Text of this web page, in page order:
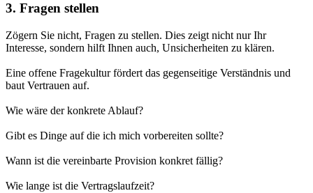
3. Fragen stellen
Zögern Sie nicht, Fragen zu stellen. Dies zeigt nicht nur Ihr
Interesse, sondern hilft Ihnen auch, Unsicherheiten zu klären.
Eine offene Fragekultur fördert das gegenseitige Verständnis und
baut Vertrauen auf.
Wie wäre der konkrete Ablauf?
Gibt es Dinge auf die ich mich vorbereiten sollte?
Wann ist die vereinbarte Provision konkret fällig?
Wie lange ist die Vertragslaufzeit?